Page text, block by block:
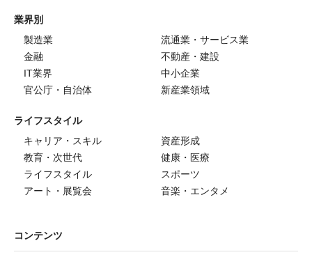
業界別
製造業
流通業・サービス業
金融
不動産・建設
IT業界
中小企業
官公庁・自治体
新産業領域
ライフスタイル
キャリア・スキル
資産形成
教育・次世代
健康・医療
ライフスタイル
スポーツ
アート・展覧会
音楽・エンタメ
コンテンツ